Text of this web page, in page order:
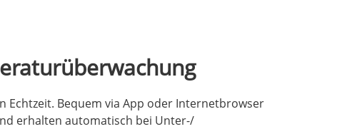
Echtzeit. Bequem via App oder Internetbrowser
erhalten automatisch bei Unter-/